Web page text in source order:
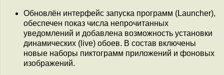
Обновлён интерфейс запуска программ (Launcher),
обеспечен показ числа непрочитанных
уведомлений и добавлена возможность установки
динамических (live) обоев. В состав включены
новые наборы пиктограмм приложений и фоновых
изображений.